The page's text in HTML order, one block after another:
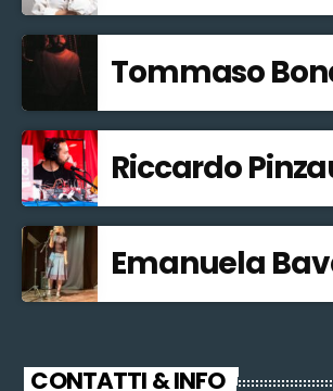
Tommaso
Riccardo
Emanuela
CONTATTI & INFO